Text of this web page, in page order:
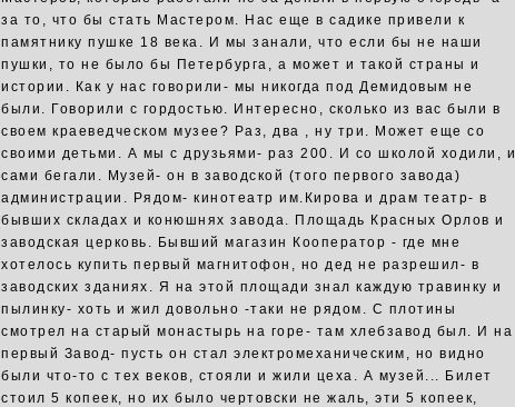
за то, что бы стать Мастером. Нас еще в садике привели к
памятнику пушке 18 века. И мы занали, что если бы не наши
пушки, то не было бы Петербурга, а может и такой страны и
истории. Как у нас говорили- мы никогда под Демидовым не
были. Говорили с гордостью. Интересно, сколько из вас были в
своем краеведческом музее? Раз, два , ну три. Может еще со
своими детьми. А мы с друзьями- раз 200. И со школой ходили, и
сами бегали. Музей- он в заводской (того первого завода)
администрации. Рядом- кинотеатр им.Кирова и драм театр- в
бывших складах и конюшнях завода. Площадь Красных Орлов и
заводская церковь. Бывший магазин Кооператор - где мне
хотелось купить первый магнитофон, но дед не разрешил- в
заводских зданиях. Я на этой площади знал каждую травинку и
пылинку- хоть и жил довольно -таки не рядом. С плотины
смотрел на старый монастырь на горе- там хлебзавод был. И на
первый Завод- пусть он стал электромеханическим, но видно
были что-то с тех веков, стояли и жили цеха. А музей... Билет
стоил 5 копеек, но их было чертовски не жаль, эти 5 копеек,